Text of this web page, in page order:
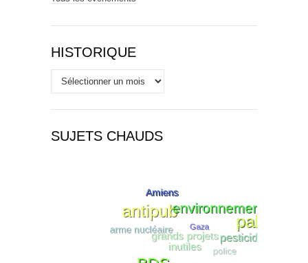
HISTORIQUE
Historique
SUJETS CHAUDS